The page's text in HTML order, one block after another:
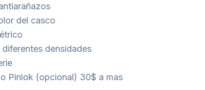
del casco
diferentes densidades
Pinlok (opcional) 30$ a mas